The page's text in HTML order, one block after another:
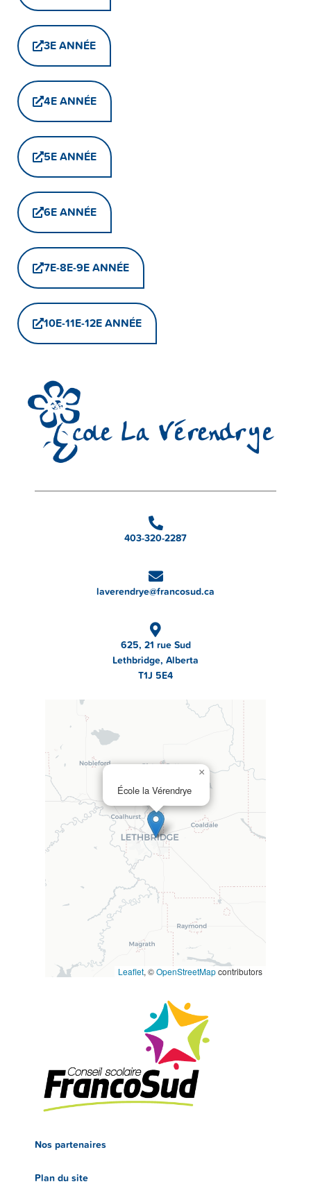
3E ANNÉE
4E ANNÉE
5E ANNÉE
6E ANNÉE
7E-8E-9E ANNÉE
10E-11E-12E ANNÉE
403-320-2287
laverendrye@francosud.ca
625, 21 rue Sud
Lethbridge, Alberta
T1J 5E4
École la Vérendrye
×
Leaflet, ©OpenStreetMapcontributors
Nos partenaires
Plan du site